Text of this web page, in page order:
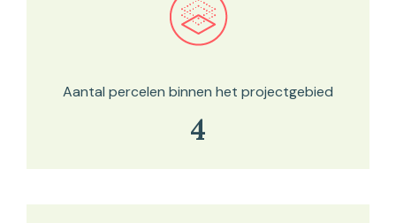
Bekijk in onze kaartviewer
Aantal percelen binnen het projectgebied
4